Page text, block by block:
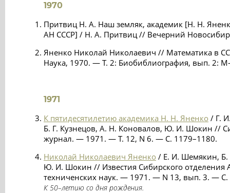
1970
Притвиц Н. А. Наш земляк, академик [Н. Н.
АН СССР] / Н. А. Притвиц // Вечерний
Яненко Николай Николаевич // Математика в
Наука, 1970. — Т. 2: Биобиблиография, вып. 2:
1971
К пятидесятилетию академика Н. Н. Яненко / Г.
Б. Г. Кузнецов, А. Н. Коновалов, Ю. И. Шокин //
журнал. — 1971. — Т. 12, N 6. — С. 1179–1180.
Николай Николаевич Яненко / Е. И. Шемякин, Б.
Ю. И. Шокин // Известия Сибирского отделения
техниченских наук. — 1971. — N 13, вып. 3. — C.
К 50–летию со дня рождения.